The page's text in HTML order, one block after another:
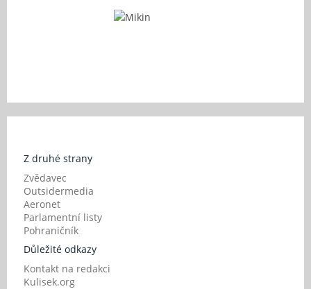
Z druhé strany
Zvědavec
Outsidermedia
Aeronet
Parlamentní listy
Pohraničník
Důležité odkazy
Kontakt na redakci
Kulisek.org